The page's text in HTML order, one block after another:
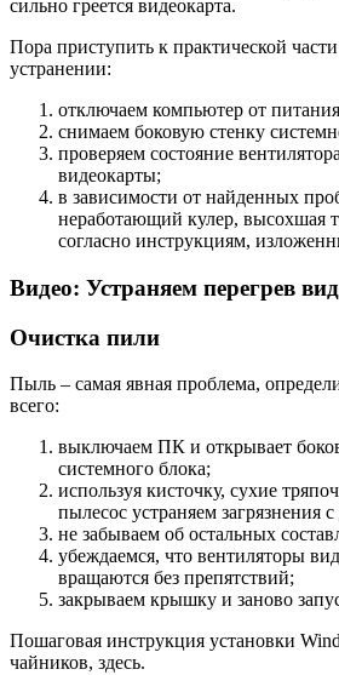
сильно греется видеокарта.
Пора приступить к практической
устранении:
отключаем компьютер от
снимаем боковую стенку
проверяем состояние
видеокарты;
в зависимости от найденных
неработающий кулер, высохшая
согласно инструкциям,
Видео: Устраняем перегрев
Очистка пили
Пыль – самая явная проблема,
всего:
выключаем ПК и открывает
системного блока;
используя кисточку, сухие
пылесос устраняем загрязнения
не забываем об остальных
убеждаемся, что вентиляторы
вращаются без препятствий;
закрываем крышку и заново
Пошаговая инструкция установки
чайников, здесь.